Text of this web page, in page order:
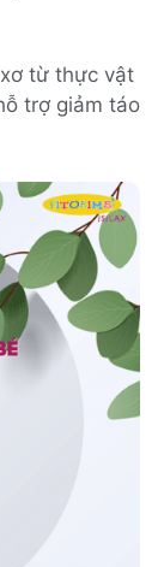
từ thực vật
trợ giảm táo